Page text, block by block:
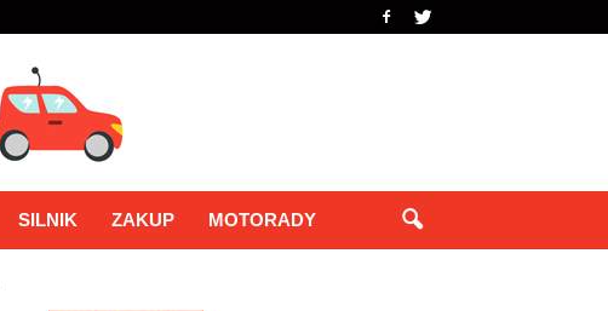
SILNIK ZAKUP MOTORADY